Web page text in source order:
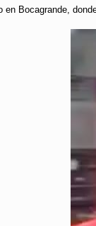
en Bocagrande,